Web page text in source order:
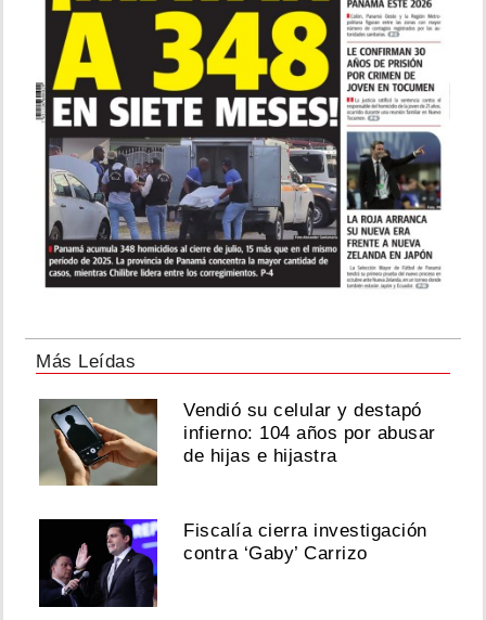
Más Leídas
Vendió su celular y destapó
infierno: 104 años por abusar
de hijas e hijastra
Fiscalía cierra investigación
contra ‘Gaby’ Carrizo